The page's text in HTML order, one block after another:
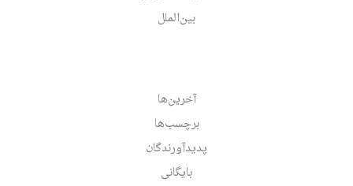
بین‌الملل
آخرین‌ها
برچسب‌ها
پدیدآورندگان
بایگانی